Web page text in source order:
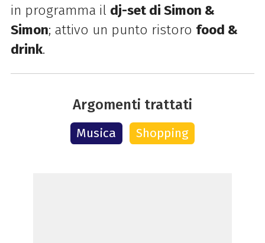
in programma il dj-set di Simon &
Simon; attivo un punto ristoro food &
drink.
Argomenti trattati
Musica Shopping